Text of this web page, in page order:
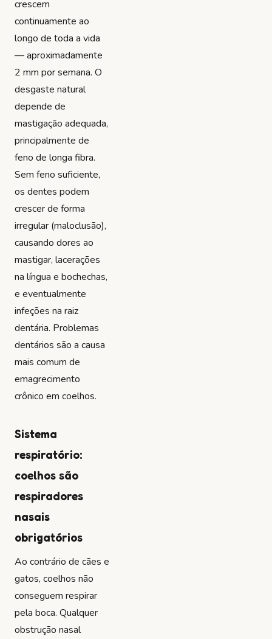
crescem
continuamente ao
longo de toda a vida
— aproximadamente
2 mm por semana. O
desgaste natural
depende de
mastigação adequada,
principalmente de
feno de longa fibra.
Sem feno suficiente,
os dentes podem
crescer de forma
irregular (maloclusão),
causando dores ao
mastigar, lacerações
na língua e bochechas,
e eventualmente
infeções na raiz
dentária. Problemas
dentários são a causa
mais comum de
emagrecimento
crônico em coelhos.
Sistema
respiratório:
coelhos são
respiradores
nasais
obrigatórios
Ao contrário de cães e
gatos, coelhos não
conseguem respirar
pela boca. Qualquer
obstrução nasal